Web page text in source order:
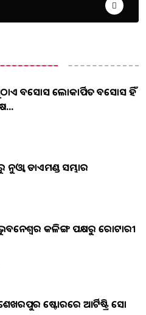
ଅବସୋସ ଲୋକାର୍ପିତ ଅବସୋସ ହିଁ
ଡାଏମଣ୍ଡ ସମ୍ଭାର
କଳିଙ୍ଗ ପକ୍ଷରୁ ରୋଟାରୀ
ଷ୍ଟୋରରେ ଆର୍ଟିଷ୍ଟ୍ରି ସୋ